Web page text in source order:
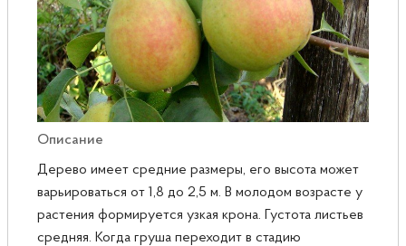
Саженцы плодовые
Сирень
Описание
Дерево имеет средние размеры, его высота может
варьироваться от 1,8 до 2,5 м. В молодом возрасте у
растения формируется узкая крона. Густота листьев
средняя. Когда груша переходит в стадию